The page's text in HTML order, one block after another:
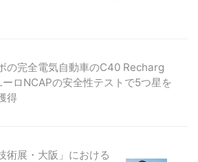
の完全電気自動車のC40 Recharg
ーロNCAPの安全性テストで5つ星を
得
術展・大阪」における